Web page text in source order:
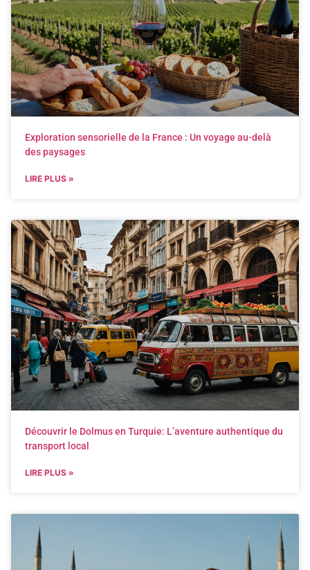
Exploration sensorielle de la France : Un voyage au-delà
des paysages
LIRE PLUS »
Découvrir le Dolmus en Turquie: L’aventure authentique du
transport local
LIRE PLUS »